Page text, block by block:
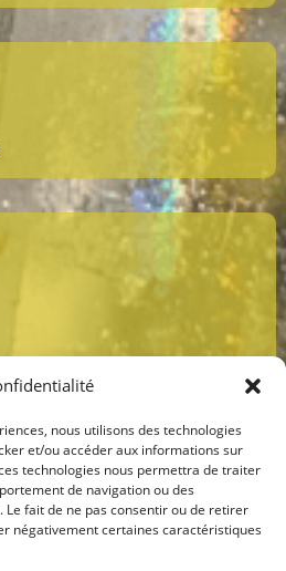
nous utilisons des technologies
et/ou accéder aux informations sur
technologies nous permettra de traiter
de navigation ou des
Le fait de ne pas consentir ou de retirer
négativement certaines caractéristiques